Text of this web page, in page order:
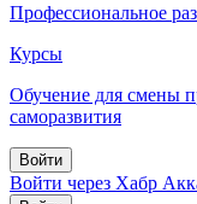
Профессиональное
Курсы
Обучение для смены
саморазвития
Войти
Войти через Хабр